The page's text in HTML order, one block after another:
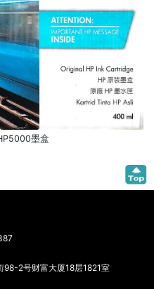
墨盒
98-2号财富大厦18层1821室